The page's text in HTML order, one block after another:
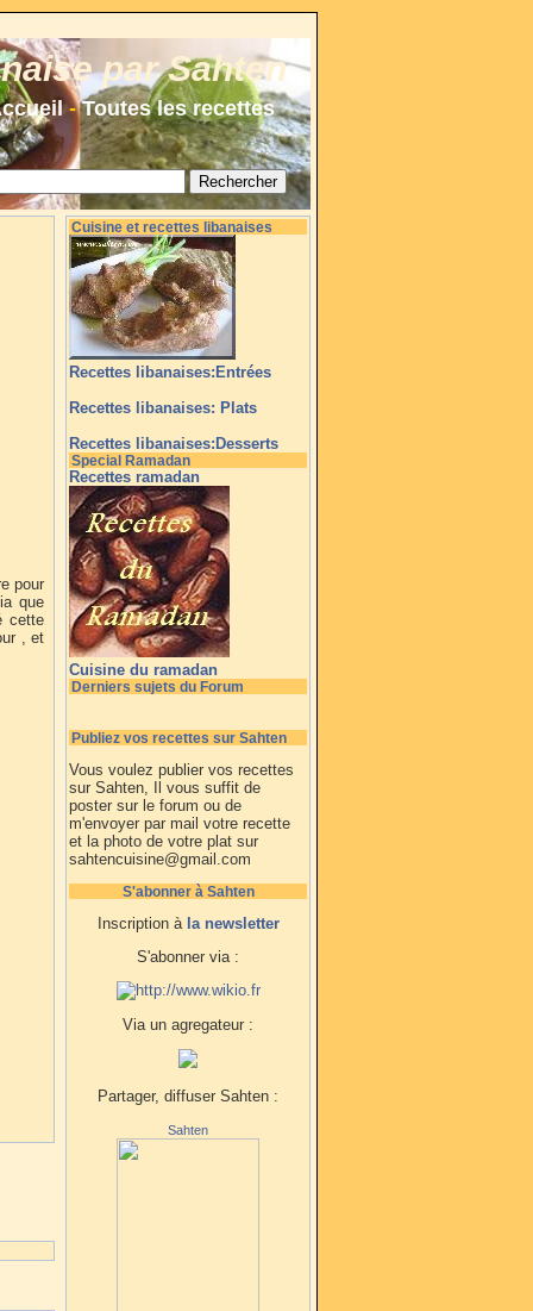
par Sahten
-Toutes les recettes
pour
que
cette
, et
Cuisine et recettes libanaises
Recettes libanaises:Entrées
Recettes libanaises: Plats
Recettes libanaises:Desserts
Special Ramadan
Recettes ramadan
Cuisine du ramadan
Derniers sujets du Forum
Publiez vos recettes sur Sahten
Vous voulez publier vos recettes
sur Sahten, Il vous suffit de
poster sur le forum ou de
m'envoyer par mail votre recette
et la photo de votre plat sur
sahtencuisine@gmail.com
S'abonner à Sahten
Inscription à la newsletter
S'abonner via :
Via un agregateur :
Partager, diffuser Sahten :
Sahten